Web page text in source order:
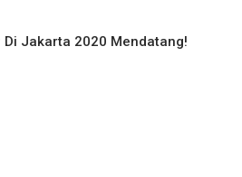
Di Jakarta 2020 Mendatang!